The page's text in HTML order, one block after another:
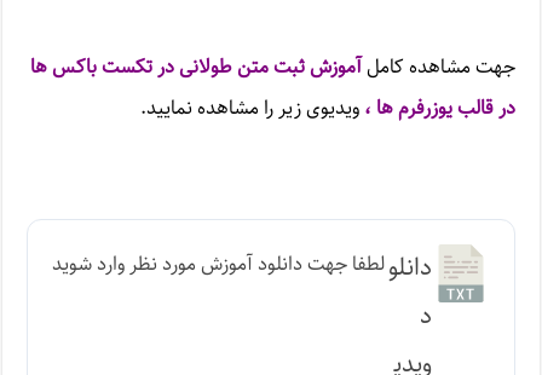
جهت مشاهده کاملآموزش ثبت متن طولانی در تکست باکس ها
در قالب یوزرفرم ها ،ویدیوی زیر را مشاهده نمایید.
دانلو
د
ویدی
لطفا جهت دانلود آموزش مورد نظر وارد شوید